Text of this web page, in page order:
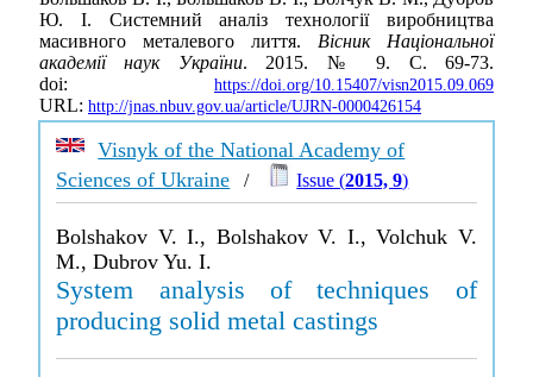
Ю. І. Системний аналіз технології виробництва
масивного металевого лиття. Вісник Національної
академії наук України. 2015. № 9. С. 69-73.
doi: https://doi.org/10.15407/visn2015.09.069
URL: http://jnas.nbuv.gov.ua/article/UJRN-0000426154
Visnyk of the National Academy of
Sciences of Ukraine / Issue (2015, 9)
Bolshakov V. I., Bolshakov V. I., Volchuk V.
M., Dubrov Yu. I.
System analysis of techniques of
producing solid metal castings